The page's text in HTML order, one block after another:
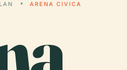
ARENA CIVICA